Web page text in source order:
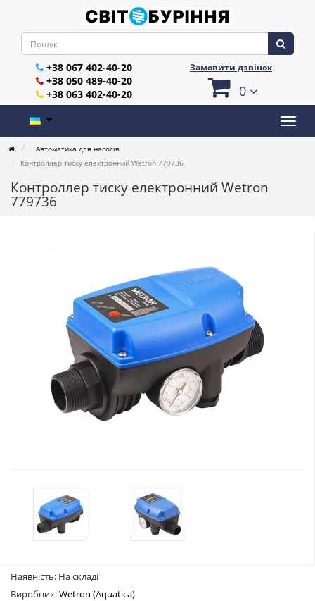
+38 067 402-40-20
+38 050 489-40-20
+38 063 402-40-20
Замовити дзвінок
0
Автоматика для насосів
Контроллер тиску електронний Wetron 779736
Контроллер тиску електронний Wetron
779736
Наявність: На складі
Виробник:Wetron (Aquatica)